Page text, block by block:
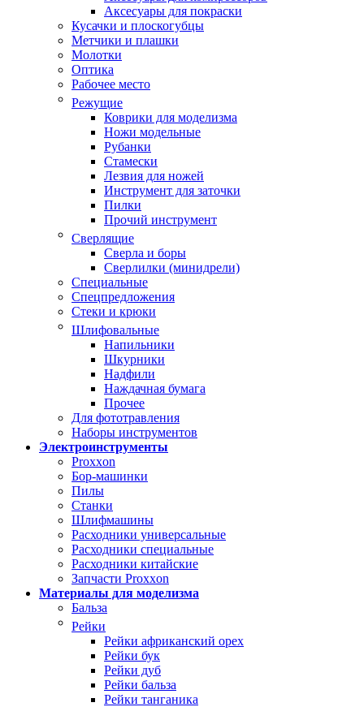
Аксесуары для покраски
Кусачки и плоскогубцы
Метчики и плашки
Молотки
Оптика
Рабочее место
Режущие
Коврики для моделизма
Ножи модельные
Рубанки
Стамески
Лезвия для ножей
Инструмент для заточки
Пилки
Прочий инструмент
Сверлящие
Сверла и боры
Сверлилки (минидрели)
Специальные
Спецпредложения
Стеки и крюки
Шлифовальные
Напильники
Шкурники
Надфили
Наждачная бумага
Прочее
Для фототравления
Наборы инструментов
Электроинструменты
Proxxon
Бор-машинки
Пилы
Станки
Шлифмашины
Расходники универсальные
Расходники специальные
Расходники китайские
Запчасти Proxxon
Материалы для моделизма
Бальза
Рейки
Рейки африканский орех
Рейки бук
Рейки дуб
Рейки бальза
Рейки танганика